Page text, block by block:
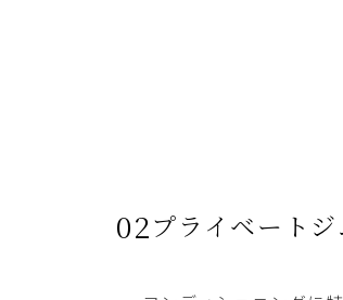
02プライベート